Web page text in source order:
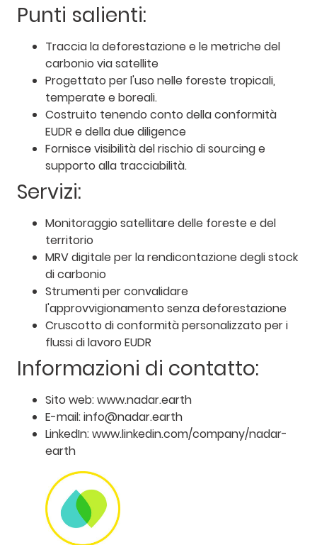
Punti salienti:
Traccia la deforestazione e le metriche del
carbonio via satellite
Progettato per l'uso nelle foreste tropicali,
temperate e boreali.
Costruito tenendo conto della conformità
EUDR e della due diligence
Fornisce visibilità del rischio di sourcing e
supporto alla tracciabilità.
Servizi:
Monitoraggio satellitare delle foreste e del
territorio
MRV digitale per la rendicontazione degli stock
di carbonio
Strumenti per convalidare
l'approvvigionamento senza deforestazione
Cruscotto di conformità personalizzato per i
flussi di lavoro EUDR
Informazioni di contatto:
Sito web: www.nadar.earth
E-mail: info@nadar.earth
LinkedIn: www.linkedin.com/company/nadar-
earth